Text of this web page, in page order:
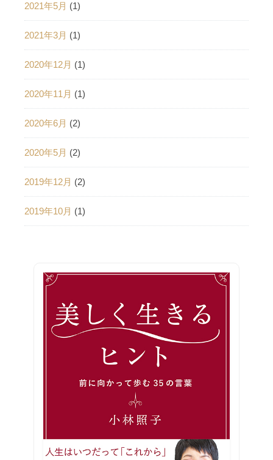
2021年5月 (1)
2021年3月 (1)
2020年12月 (1)
2020年11月 (1)
2020年6月 (2)
2020年5月 (2)
2019年12月 (2)
2019年10月 (1)